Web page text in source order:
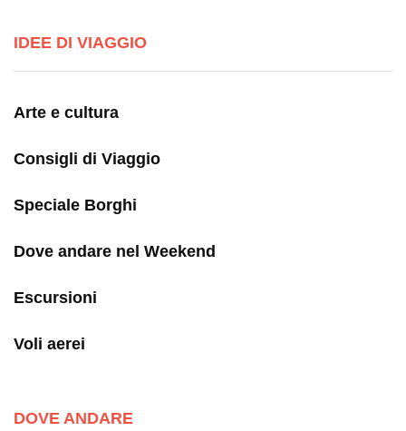
IDEE DI VIAGGIO
Arte e cultura
Consigli di Viaggio
Speciale Borghi
Dove andare nel Weekend
Escursioni
Voli aerei
DOVE ANDARE